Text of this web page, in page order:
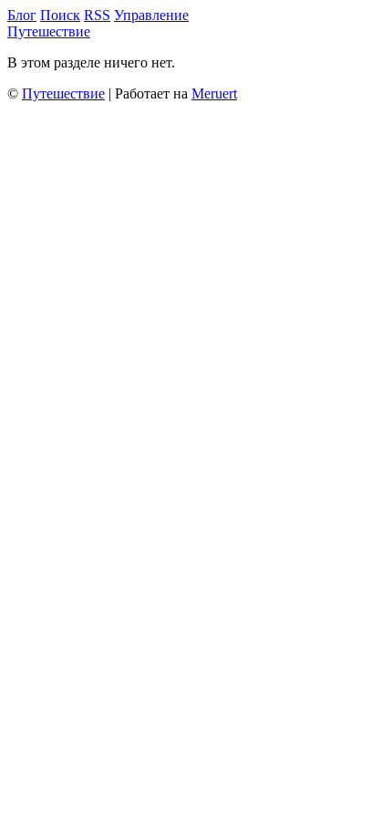
Блог Поиск RSS Управление
Путешествие
В этом разделе ничего нет.
© Путешествие | Работает на Meruert